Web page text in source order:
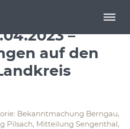
am
–
auf den
Bekanntmachung Berngau,
Pilsach, Mitteilung Sengenthal,